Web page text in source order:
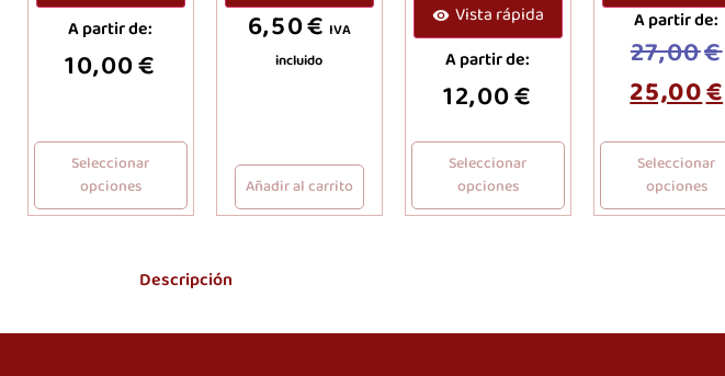
A partir de:
10,00€
Seleccionar
opciones
6,50€ IVA
incluido
Añadir al carrito
Vista rápida
A partir de:
12,00€
Seleccionar
opciones
A partir de:
27,00€
25,00€
Seleccionar
opciones
Descripción